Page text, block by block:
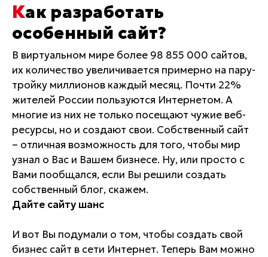
Отдельный вход \ Левый торец здания
Пн-пт. с 9:30 до 18:30 (по Хбк)
info@lred.ru
Все контакты
Как разработать
особенный сайт?
В виртуальном мире более 98 855 000 сайтов,
их количество увеличивается примерно на пару-
тройку миллионов каждый месяц. Почти 22%
жителей России пользуются Интернетом. А
многие из них не только посещают чужие веб-
ресурсы, но и создают свои. Собственный сайт
– отличная возможность для того, чтобы мир
узнал о Вас и Вашем бизнесе. Ну, или просто с
Вами пообщался, если Вы решили создать
собственный блог, скажем.
Дайте сайту шанс
И вот Вы подумали о том, чтобы создать свой
бизнес сайт в сети Интернет. Теперь Вам можно